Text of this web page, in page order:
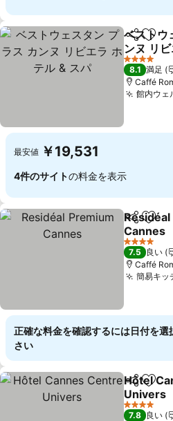
シェアお気
ベストウ
ンヌ リ
料金を表
4 ホテルのラ
8.1 満足
Caffé
館内ウェ
最安値 ￥19,531
4件のサイトの料金を表示
シェアお気
Cannes
料金を表
4 ホテルのラ
7.5 良い
Caffé
簡易キッ
正確な料金を確認するには日付を選
さい
シェアお気
Hôtel
Univers
料金を表
4 ホテルのラ
7.8 良い